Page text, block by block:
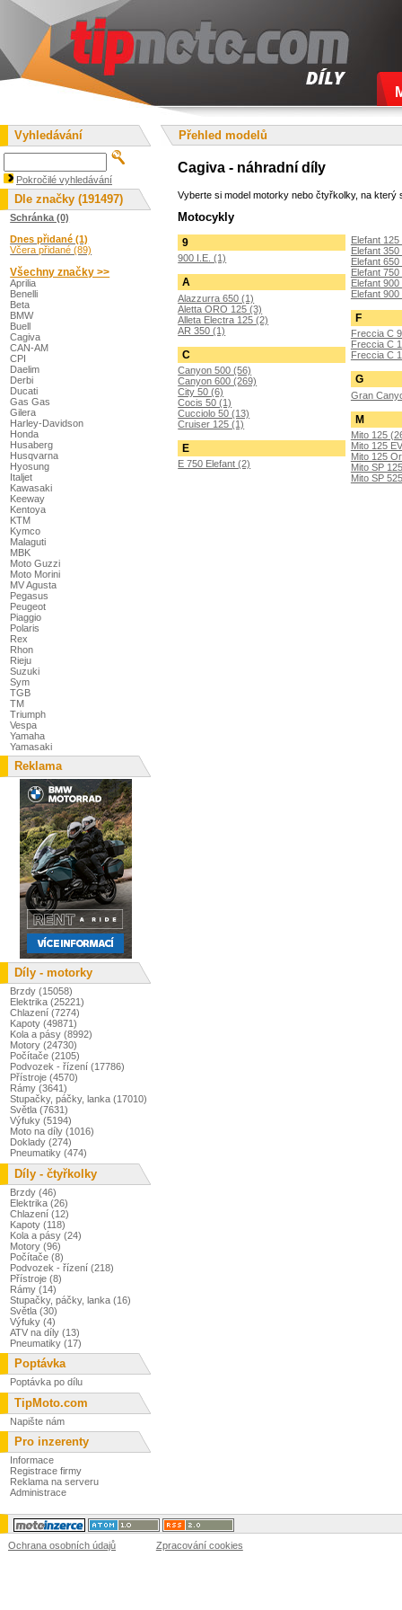
Přehled modelů
Cagiva - náhradní díly
Vyberte si model motorky nebo čtyřkolky, na který
Motocykly
9
900 I.E. (1)
A
Alazzurra 650 (1)
Aletta ORO 125 (3)
Alleta Electra 125 (2)
AR 350 (1)
C
Canyon 500 (56)
Canyon 600 (269)
City 50 (6)
Cocis 50 (1)
Cucciolo 50 (13)
Cruiser 125 (1)
E
E 750 Elefant (2)
Elefant 125
Elefant 350
Elefant 650
Elefant 750
Elefant 900
Elefant
F
Freccia C
Freccia C
Freccia C
G
Gran
M
Mito 125
Mito 125
Mito 125
Mito SP
Mito SP
Vyhledávání
Pokročilé vyhledávání
Dle značky (191497)
Schránka (0)
Dnes přidané (1)
Včera přidané (89)
Všechny značky >>
Aprilia
Benelli
Beta
BMW
Buell
Cagiva
CAN-AM
CPI
Daelim
Derbi
Ducati
Gas Gas
Gilera
Harley-Davidson
Honda
Husaberg
Husqvarna
Hyosung
Italjet
Kawasaki
Keeway
Kentoya
KTM
Kymco
Malaguti
MBK
Moto Guzzi
Moto Morini
MV Agusta
Pegasus
Peugeot
Piaggio
Polaris
Rex
Rhon
Rieju
Suzuki
Sym
TGB
TM
Triumph
Vespa
Yamaha
Yamasaki
Reklama
Díly - motorky
Brzdy (15058)
Elektrika (25221)
Chlazení (7274)
Kapoty (49871)
Kola a pásy (8992)
Motory (24730)
Počítače (2105)
Podvozek - řízení (17786)
Přístroje (4570)
Rámy (3641)
Stupačky, páčky, lanka (17010)
Světla (7631)
Výfuky (5194)
Moto na díly (1016)
Doklady (274)
Pneumatiky (474)
Díly - čtyřkolky
Brzdy (46)
Elektrika (26)
Chlazení (12)
Kapoty (118)
Kola a pásy (24)
Motory (96)
Počítače (8)
Podvozek - řízení (218)
Přístroje (8)
Rámy (14)
Stupačky, páčky, lanka (16)
Světla (30)
Výfuky (4)
ATV na díly (13)
Pneumatiky (17)
Poptávka
Poptávka po dílu
TipMoto.com
Napište nám
Pro inzerenty
Informace
Registrace firmy
Reklama na serveru
Administrace
Ochrana osobních údajů Zpracování cookies